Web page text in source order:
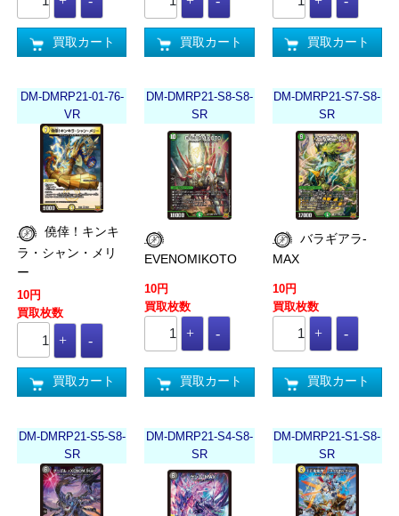
買取カート 買取カート 買取カート
DM-DMRP21-01-76-
VR
ラ・シャン・メリ
ー
10円
買取枚数
買取カート
DM-DMRP21-S8-S8-
SR
EVENOMIKOTO
10円
買取枚数
買取カート
DM-DMRP21-S7-S8-
SR
MAX
10円
買取枚数
買取カート
DM-DMRP21-S5-S8-
SR
DM-DMRP21-S4-S8-
SR
DM-DMRP21-S1-S8-
SR